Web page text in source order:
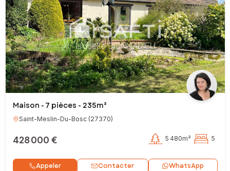
Maison - 7 pièces - 235m²
Saint-Meslin-Du-Bosc(27370)
428 000 € 5 480m² 5
Appeler Contacter WhatsApp